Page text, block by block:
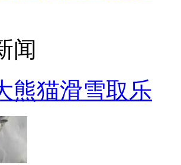
闻
熊猫滑雪取乐